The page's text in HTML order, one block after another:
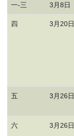
一-三 3月8日
四 3月20日
五 3月26日
六 3月26日